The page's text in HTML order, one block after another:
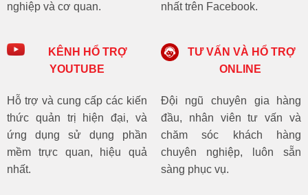
nghiệp và cơ quan.
nhất trên Facebook.
KÊNH HỔ TRỢ
YOUTUBE
Hỗ trợ và cung cấp các kiến
thức quản trị hiện đại, và
ứng dụng sử dụng phần
mềm trực quan, hiệu quả
nhất.
TƯ VẤN VÀ HỔ TRỢ
ONLINE
Đội ngũ chuyên gia hàng
đầu, nhân viên tư vấn và
chăm sóc khách hàng
chuyên nghiệp, luôn sẵn
sàng phục vụ.